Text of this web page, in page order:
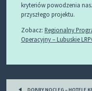
kryteriów powodzenia
przyszłego projektu.
Zobacz: Regionalny
Operacyjny – Lubuskie
Post